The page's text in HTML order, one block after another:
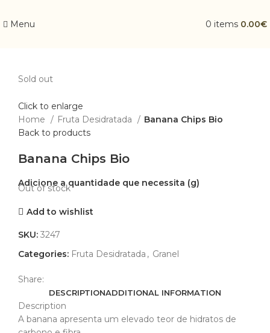
Menu 0 items 0.00€
Sold out
Click to enlarge
Home
Fruta Desidratada
Banana Chips Bio
Back to products
Banana Chips Bio
Out of stock
Add to wishlist
SKU: 3247
Categories: Fruta Desidratada , Granel
Share:
DESCRIPTIONADDITIONAL INFORMATION
Description
A banana apresenta um elevado teor de hidratos de